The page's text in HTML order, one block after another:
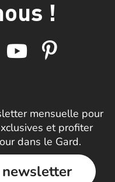
!
mensuelle pour
et profiter
dans le Gard.
newsletter